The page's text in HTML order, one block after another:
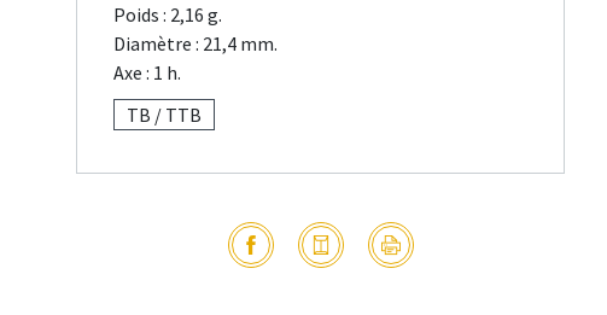
Poids : 2,16 g.
Diamètre : 21,4 mm.
Axe : 1 h.
TB / TTB